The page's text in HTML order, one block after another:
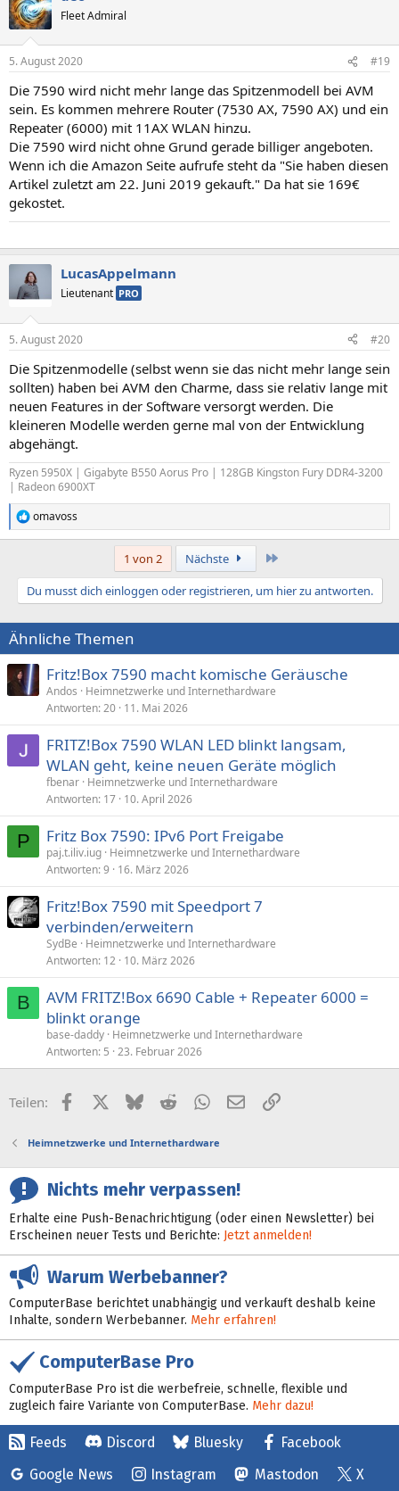
Fleet Admiral
5. August 2020 #19
Die 7590 wird nicht mehr lange das Spitzenmodell bei AVM
sein. Es kommen mehrere Router (7530 AX, 7590 AX) und ein
Repeater (6000) mit 11AX WLAN hinzu.
Die 7590 wird nicht ohne Grund gerade billiger angeboten.
Wenn ich die Amazon Seite aufrufe steht da "Sie haben diesen
Artikel zuletzt am 22. Juni 2019 gekauft." Da hat sie 169€
gekostet.
LucasAppelmann
Lieutenant PRO
5. August 2020 #20
Die Spitzenmodelle (selbst wenn sie das nicht mehr lange sein
sollten) haben bei AVM den Charme, dass sie relativ lange mit
neuen Features in der Software versorgt werden. Die
kleineren Modelle werden gerne mal von der Entwicklung
abgehängt.
Ryzen 5950X | Gigabyte B550 Aorus Pro | 128GB Kingston Fury DDR4-3200
| Radeon 6900XT
R
e
t
o
n
e
:
omavoss
1 von 2 Nächste
Du musst dich einloggen oder registrieren, um hier zu antworten.
Ähnliche Themen
Fritz!Box 7590 macht komische Geräusche
Andos
Heimnetzwerke und Internethardware
Antworten 20 11. Mai 2026
FRITZ!Box 7590 WLAN LED blinkt langsam,
WLAN geht, keine neuen Geräte möglich
fbenar Heimnetzwerke und Internethardware
Antworten 17 10. April 2026
P Fritz Box 7590: IPv6 Port Freigabe
paj.t.iliv.iug Heimnetzwerke und Internethardware
Antworten 9 16. März 2026
Fritz!Box 7590 mit Speedport 7
verbinden/erweitern
SydBe
Heimnetzwerke und Internethardware
Antworten 12 10. März 2026
B
AVM FRITZ!Box 6690 Cable + Repeater 6000 =
blinkt orange
base-daddy Heimnetzwerke und Internethardware
Antworten 5 23. Februar 2026
Teilen: FacebookX (Twitter)
BlueskyRedditWhatsApp
E-MailLink
Heimnetzwerke und Internethardware
Nichts mehr verpassen!
Erhalte eine Push-Benachrichtigung (oder einen Newsletter) bei
Erscheinen neuer Tests und Berichte: Jetzt anmelden!
Warum Werbebanner?
ComputerBase berichtet unabhängig und verkauft deshalb keine
Inhalte, sondern Werbebanner. Mehr erfahren!
ComputerBase Pro
ComputerBase Pro ist die werbefreie, schnelle, flexible und
zugleich faire Variante von ComputerBase. Mehr dazu!
Feeds Discord Bluesky
Facebook
Google News
Instagram Mastodon X